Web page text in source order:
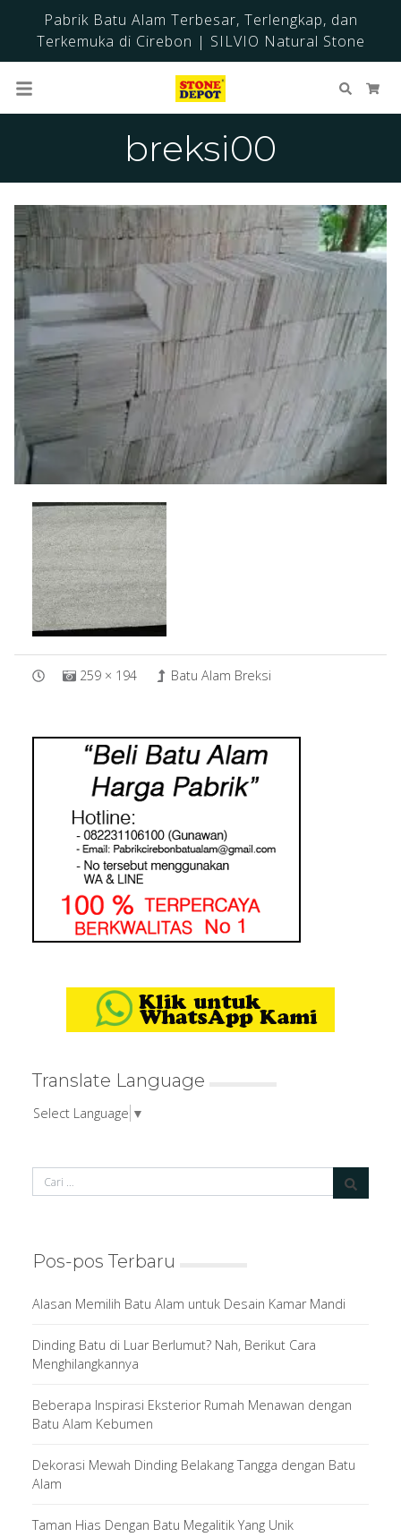
Pabrik Batu Alam Terbesar, Terlengkap, dan
Terkemuka di Cirebon | SILVIO Natural Stone
Cari
breksi00
259 × 194 Batu Alam Breksi
Translate Language
Select Language ▼
Pos-pos Terbaru
Alasan Memilih Batu Alam untuk Desain Kamar Mandi
Dinding Batu di Luar Berlumut? Nah, Berikut Cara
Menghilangkannya
Beberapa Inspirasi Eksterior Rumah Menawan dengan
Batu Alam Kebumen
Dekorasi Mewah Dinding Belakang Tangga dengan Batu
Alam
Taman Hias Dengan Batu Megalitik Yang Unik